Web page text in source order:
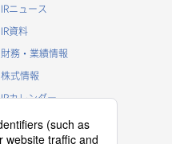
IRニュース
IR資料
財務・業績情報
株式情報
IRカレンダー
IRに関するよくあるご質問